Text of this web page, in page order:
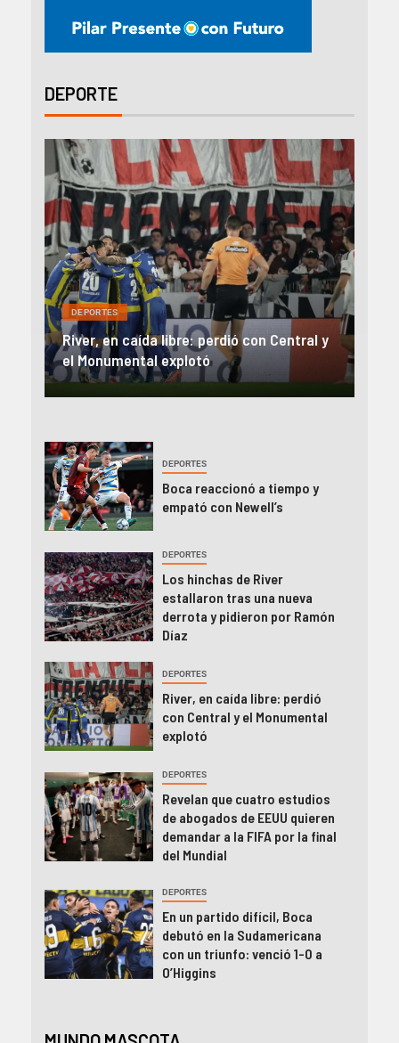
DEPORTE
DEPORTES
River, en caída libre: perdió con Central y
el Monumental explotó
DEPORTES
Boca reaccionó a tiempo y
empató con Newell’s
DEPORTES
Los hinchas de River
estallaron tras una nueva
derrota y pidieron por Ramón
Díaz
DEPORTES
River, en caída libre: perdió
con Central y el Monumental
explotó
DEPORTES
Revelan que cuatro estudios
de abogados de EEUU quieren
demandar a la FIFA por la final
del Mundial
DEPORTES
En un partido difícil, Boca
debutó en la Sudamericana
con un triunfo: venció 1-0 a
O’Higgins